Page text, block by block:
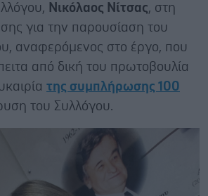
Νικόλαος Νίτσας, στη
για την παρουσίαση του
αναφερόμενος στο έργο, που
από δική του πρωτοβουλία
της συμπλήρωσης 100
του Συλλόγου.